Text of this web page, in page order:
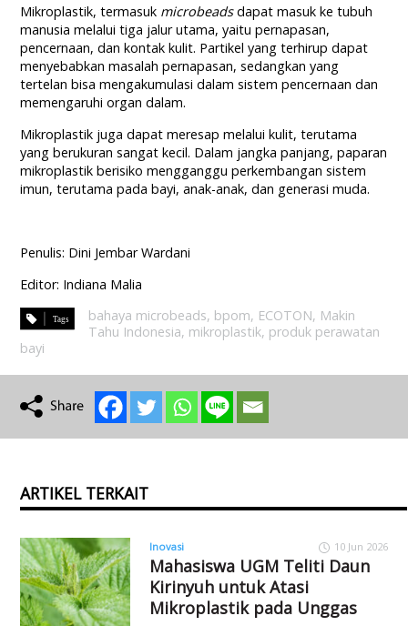
Mikroplastik, termasuk microbeadsdapat masuk ke tubuh
manusia melalui tiga jalur utama, yaitu pernapasan,
pencernaan, dan kontak kulit. Partikel yang terhirup dapat
menyebabkan masalah pernapasan, sedangkan yang
tertelan bisa mengakumulasi dalam sistem pencernaan dan
memengaruhi organ dalam.
Mikroplastik juga dapat meresap melalui kulit, terutama
yang berukuran sangat kecil. Dalam jangka panjang, paparan
mikroplastik berisiko mengganggu perkembangan sistem
imun, terutama pada bayi, anak-anak, dan generasi muda.
Penulis: Dini Jembar Wardani
Editor: Indiana Malia
bahaya microbeads, bpom, ECOTON, Makin
Tahu Indonesia, mikroplastik, produk perawatan
bayi
ARTIKEL TERKAIT
Inovasi 10 Jun 2026
Mahasiswa UGM Teliti Daun
Kirinyuh untuk Atasi
Mikroplastik pada Unggas